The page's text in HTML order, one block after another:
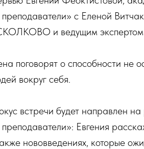
с Еленой
и ведущим экспертом
поговорят о способности не
вокруг себя.
встречи будет направлен
Евгения
нововведениях, которые